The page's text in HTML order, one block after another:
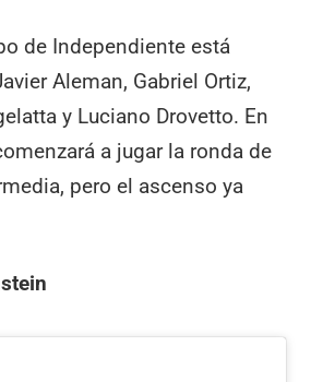
de Independiente está
Aleman, Gabriel Ortiz,
y Luciano Drovetto. En
a jugar la ronda de
pero el ascenso ya